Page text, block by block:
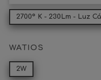
2700º K - 230Lm - Luz
WATIOS
2W